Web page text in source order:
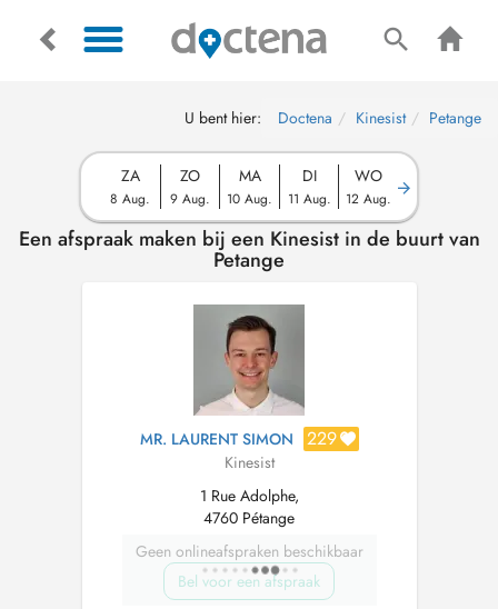
U bent hier: Doctena Kinesist Petange
ZA
8 Aug.
ZO
9 Aug.
MA
10 Aug.
DI
11 Aug.
WO
12 Aug.
Een afspraak maken bij een Kinesist in de buurt van
Petange
MR. LAURENT SIMON 229
Kinesist
1 Rue Adolphe,
4760 Pétange
Geen onlineafspraken beschikbaar
Bel voor een afspraak